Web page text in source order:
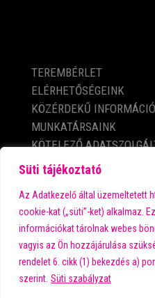
Süti tájékoztató
Az Adatkezelő által üzemeltetett
cookie-kat („süti”-ket) alkalmaz.
információkat tárolnak webes
vagyis az Ön hozzájárulása
rendelet 6. cikk (1) bekezdés a)
szerint. Süti szabályzat
TEREMBÉRLET
ELÉRHETŐSÉGEINK
KÖZÉRDEKŰ
MUNKATÁRSAINK
KÖTELEZŐ
ADATVÉDELMI
IMPRESSZUM
A városi kultúra fő